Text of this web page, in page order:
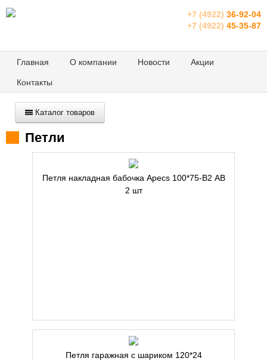
+7 (4922) 36-92-04
+7 (4922) 45-35-87
Главная О компании Новости Акции
Контакты
Каталог товаров
Петли
Петля накладная бабочка Apecs 100*75-В2 АВ
2 шт
Петля гаражная с шариком 120*24